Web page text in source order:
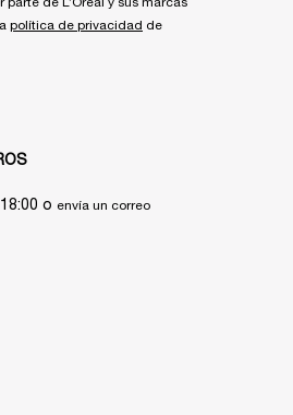
de L’Oréal y sus marcas
política de privacidad de
o envía un correo